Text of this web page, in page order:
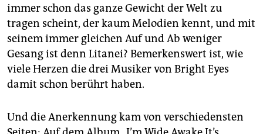
immer schon das ganze Gewicht der Welt zu
tragen scheint, der kaum Melodien kennt, und mit
seinem immer gleichen Auf und Ab weniger
Gesang ist denn Litanei? Bemerkenswert ist, wie
viele Herzen die drei Musiker von Bright Eyes
damit schon berührt haben.
Und die Anerkennung kam von verschiedensten